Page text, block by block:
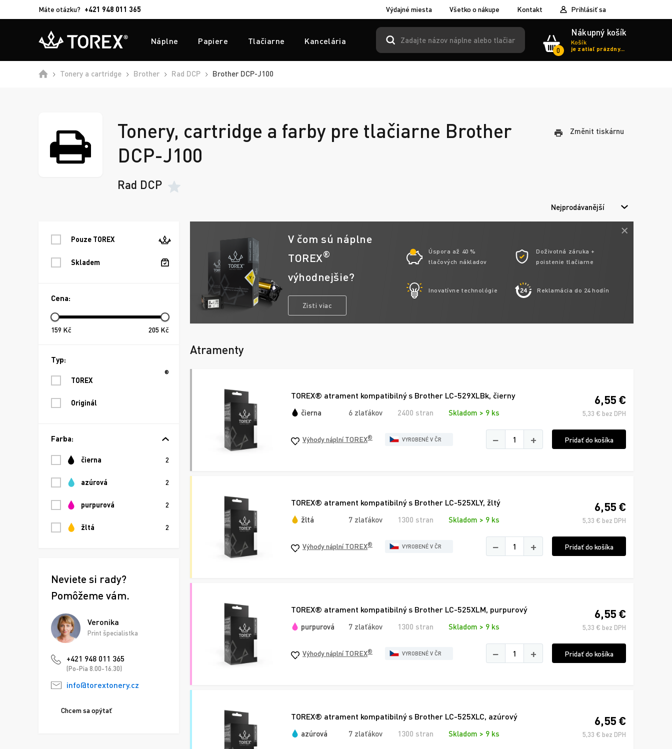
Máte otázku? +421 948 011 365 Výdajné miesta Všetko o nákupe Kontakt Prihlásiť sa
Náplne Papiere Tlačiarne Kancelária
0
Nákupný košík
Košík
je zatiaľ prázdny...
Tonery a cartridge Brother Rad DCP Brother DCP-J100
Tonery, cartridge a farby pre tlačiarne Brother
DCP-J100
Rad DCP
Změnit tiskárnu
Nejprodávanější
Pouze TOREX
Skladem
Cena:
159 Kč 205 Kč
Typ:
TOREX
®
Originál
Farba:
čierna 2
azúrová 2
purpurová 2
žltá 2
Neviete si rady?
Pomôžeme vám.
Veronika
Print špecialistka
+421 948 011 365
(Po-Pia 8.00-16.30)
info@torextonery.cz
Chcem sa opýtať
V čom sú náplne
TOREX®
výhodnejšie?
Zisti viac
Úspora až 40 %
tlačových nákladov
Doživotná záruka +
poistenie tlačiarne
Inovatívne technológie Reklamácia do 24 hodín
Atramenty
TOREX® atrament kompatibilný s Brother LC-529XLBk, čierny
čierna 6 zlaťákov 2400 stran Skladom > 9 ks
6,55 €
5,33 € bez DPH
Výhody náplní TOREX® VYROBENÉ V ČR − + Pridať do košíka
TOREX® atrament kompatibilný s Brother LC-525XLY, žltý
žltá 7 zlaťákov 1300 stran Skladom > 9 ks
6,55 €
5,33 € bez DPH
Výhody náplní TOREX® VYROBENÉ V ČR − + Pridať do košíka
TOREX® atrament kompatibilný s Brother LC-525XLM, purpurový
purpurová 7 zlaťákov 1300 stran Skladom > 9 ks
6,55 €
5,33 € bez DPH
Výhody náplní TOREX® VYROBENÉ V ČR − + Pridať do košíka
TOREX® atrament kompatibilný s Brother LC-525XLC, azúrový
azúrová 7 zlaťákov 1300 stran Skladom > 9 ks
6,55 €
5,33 € bez DPH